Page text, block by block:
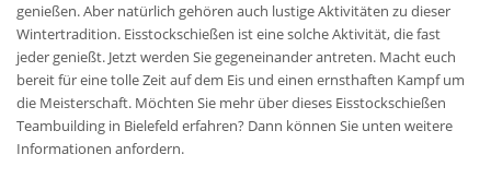
genießen. Aber natürlich gehören auch lustige Aktivitäten zu dieser
Wintertradition. Eisstockschießen ist eine solche Aktivität, die fast
jeder genießt. Jetzt werden Sie gegeneinander antreten. Macht euch
bereit für eine tolle Zeit auf dem Eis und einen ernsthaften Kampf um
die Meisterschaft. Möchten Sie mehr über dieses Eisstockschießen
Teambuilding in Bielefeld erfahren? Dann können Sie unten weitere
Informationen anfordern.